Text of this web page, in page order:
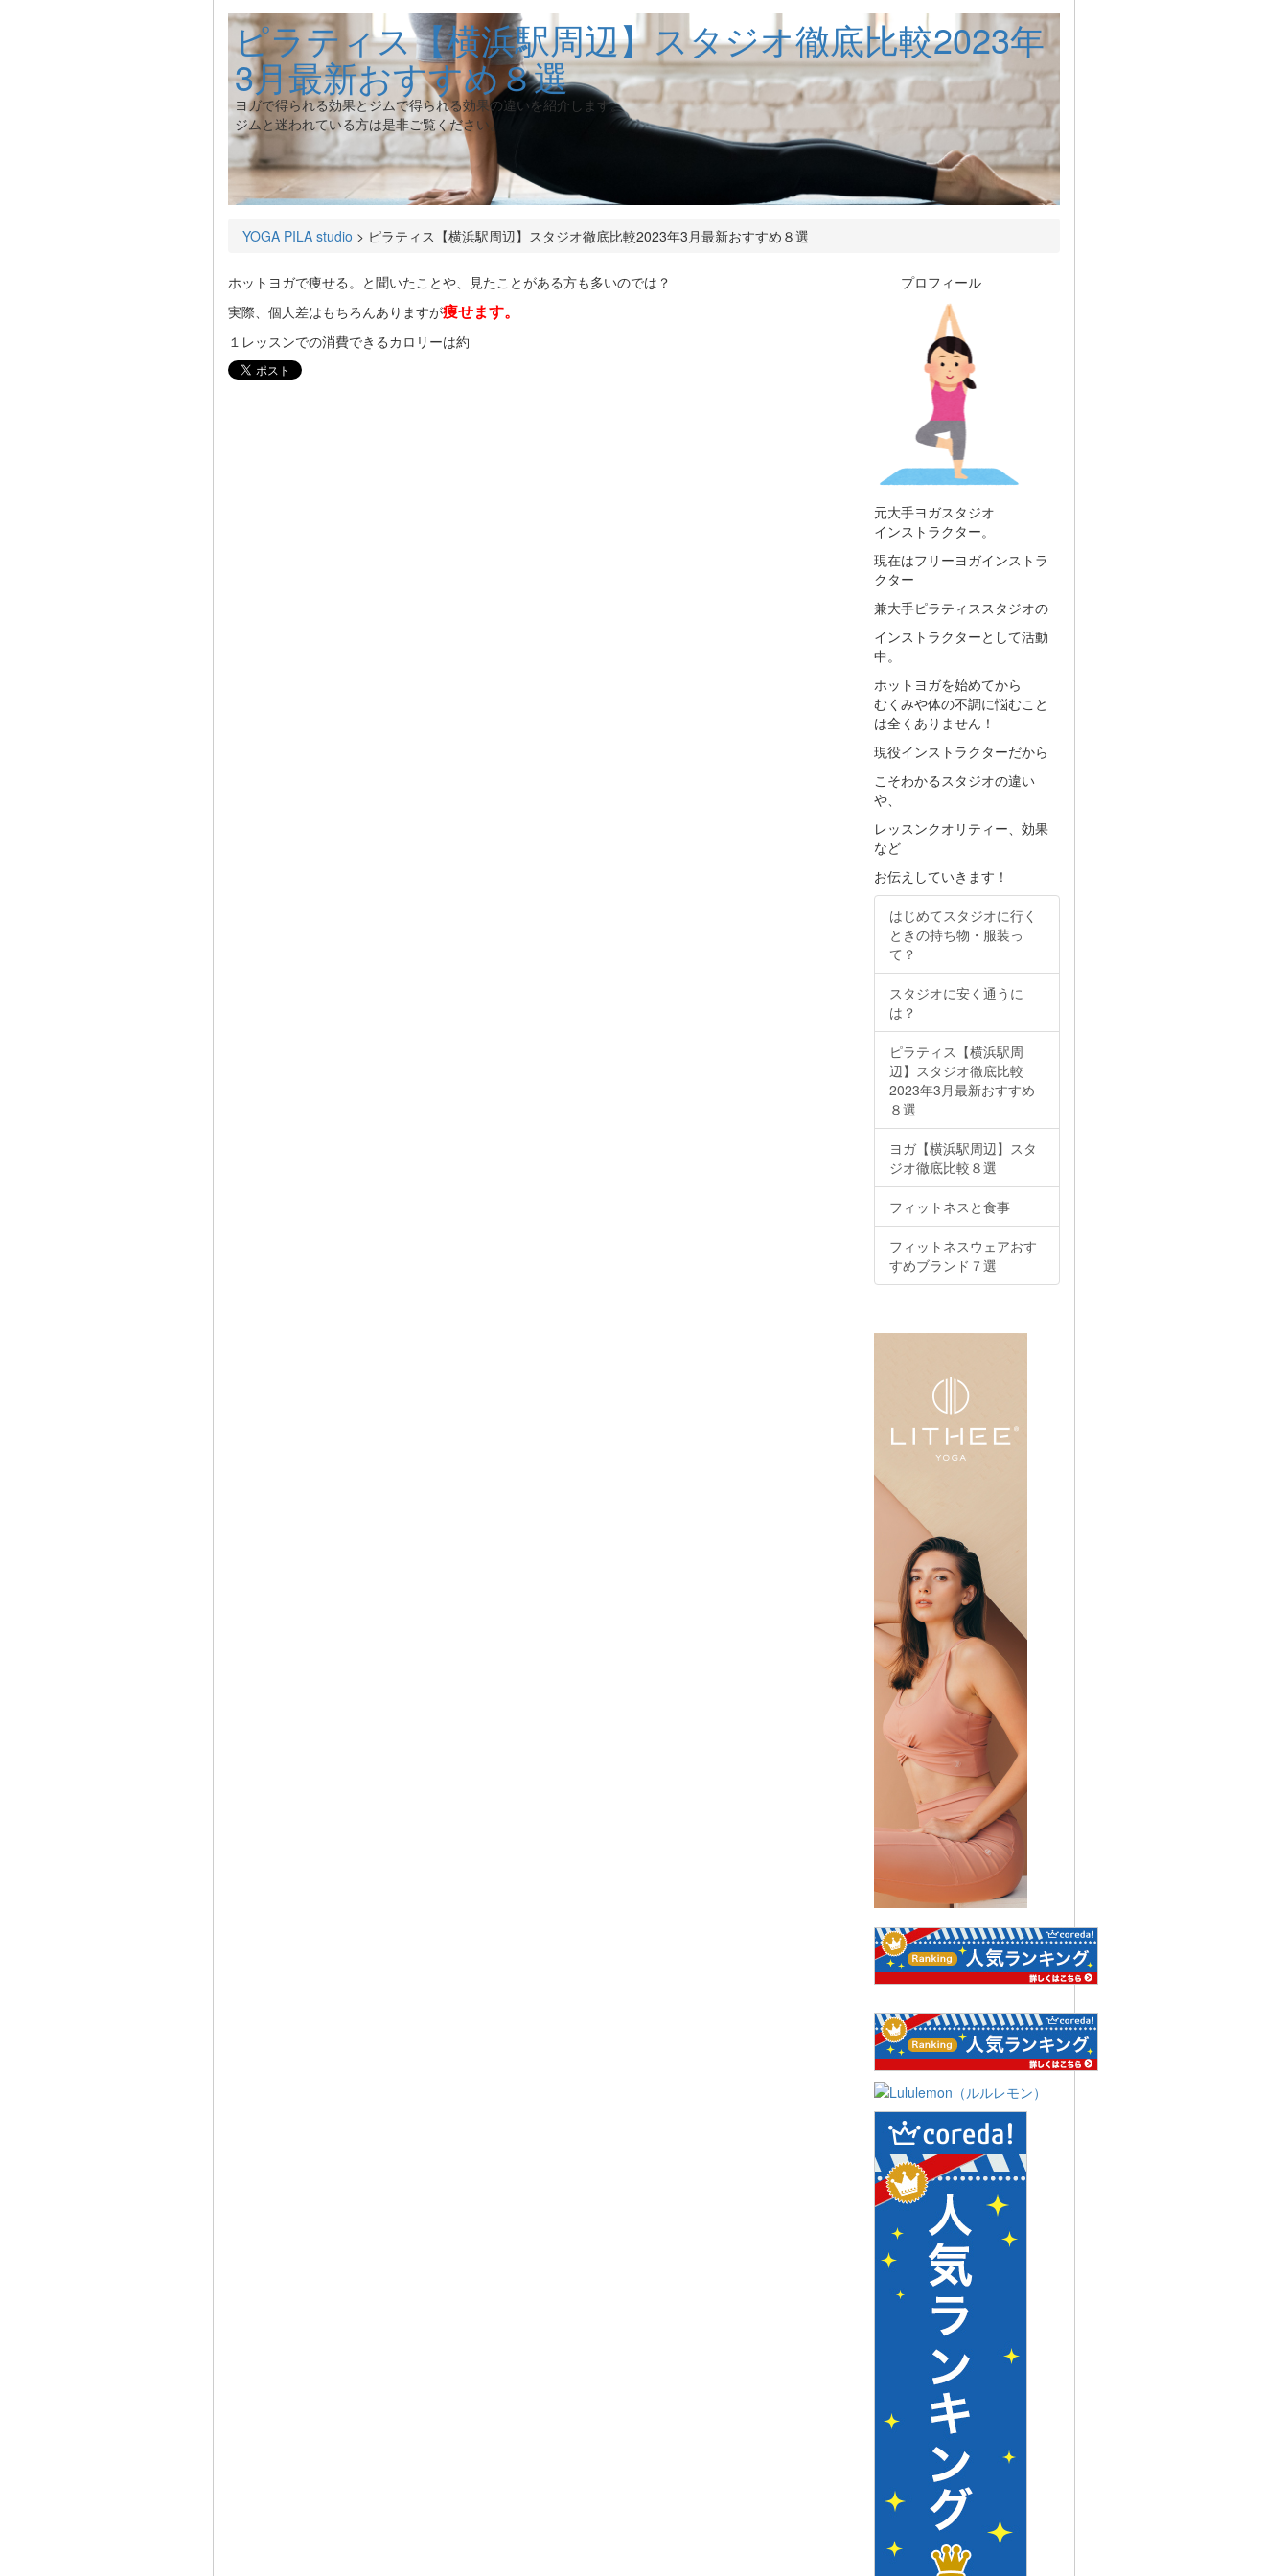
ピラティス【横浜駅周辺】スタジオ徹底比較2023年
3月最新おすすめ８選
ヨガで得られる効果とジムで得られる効果の違いを紹介します。
ジムと迷われている方は是非ご覧ください。
YOGA PILA studio > ピラティス【横浜駅周辺】スタジオ徹底比較2023年3月最新おすすめ８選
ホットヨガで痩せる。と聞いたことや、見たことがある方も多いのでは？
実際、個人差はもちろんありますが痩せます。
１レッスンでの消費できるカロリーは約
プロフィール
元大手ヨガスタジオ
インストラクター。
現在はフリーヨガインストラ
クター
兼大手ピラティススタジオの
インストラクターとして活動
中。
ホットヨガを始めてから
むくみや体の不調に悩むこと
は全くありません！
現役インストラクターだから
こそわかるスタジオの違い
や、
レッスンクオリティー、効果
など
お伝えしていきます！
はじめてスタジオに行く
ときの持ち物・服装っ
て？
スタジオに安く通うに
は？
ピラティス【横浜駅周
辺】スタジオ徹底比較
2023年3月最新おすすめ
８選
ヨガ【横浜駅周辺】スタ
ジオ徹底比較８選
フィットネスと食事
フィットネスウェアおす
すめブランド７選